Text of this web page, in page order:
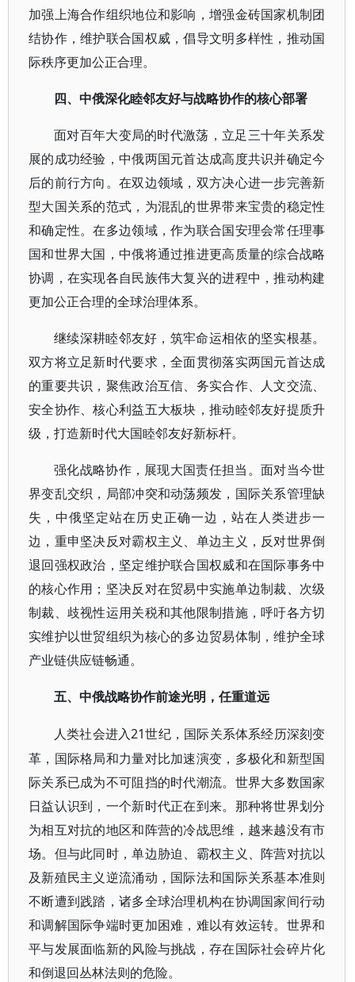
加强上海合作组织地位和影响，增强金砖国家机制团
结协作，维护联合国权威，倡导文明多样性，推动国
际秩序更加公正合理。
四、中俄深化睦邻友好与战略协作的核心部署
面对百年大变局的时代激荡，立足三十年关系发
展的成功经验，中俄两国元首达成高度共识并确定今
后的前行方向。在双边领域，双方决心进一步完善新
型大国关系的范式，为混乱的世界带来宝贵的稳定性
和确定性。在多边领域，作为联合国安理会常任理事
国和世界大国，中俄将通过推进更高质量的综合战略
协调，在实现各自民族伟大复兴的进程中，推动构建
更加公正合理的全球治理体系。
继续深耕睦邻友好，筑牢命运相依的坚实根基。
双方将立足新时代要求，全面贯彻落实两国元首达成
的重要共识，聚焦政治互信、务实合作、人文交流、
安全协作、核心利益五大板块，推动睦邻友好提质升
级，打造新时代大国睦邻友好新标杆。
强化战略协作，展现大国责任担当。面对当今世
界变乱交织，局部冲突和动荡频发，国际关系管理缺
失，中俄坚定站在历史正确一边，站在人类进步一
边，重申坚决反对霸权主义、单边主义，反对世界倒
退回强权政治，坚定维护联合国权威和在国际事务中
的核心作用；坚决反对在贸易中实施单边制裁、次级
制裁、歧视性运用关税和其他限制措施，呼吁各方切
实维护以世贸组织为核心的多边贸易体制，维护全球
产业链供应链畅通。
五、中俄战略协作前途光明，任重道远
人类社会进入21世纪，国际关系体系经历深刻变
革，国际格局和力量对比加速演变，多极化和新型国
际关系已成为不可阻挡的时代潮流。世界大多数国家
日益认识到，一个新时代正在到来。那种将世界划分
为相互对抗的地区和阵营的冷战思维，越来越没有市
场。但与此同时，单边胁迫、霸权主义、阵营对抗以
及新殖民主义逆流涌动，国际法和国际关系基本准则
不断遭到践踏，诸多全球治理机构在协调国家间行动
和调解国际争端时更加困难，难以有效运转。世界和
平与发展面临新的风险与挑战，存在国际社会碎片化
和倒退回丛林法则的危险。